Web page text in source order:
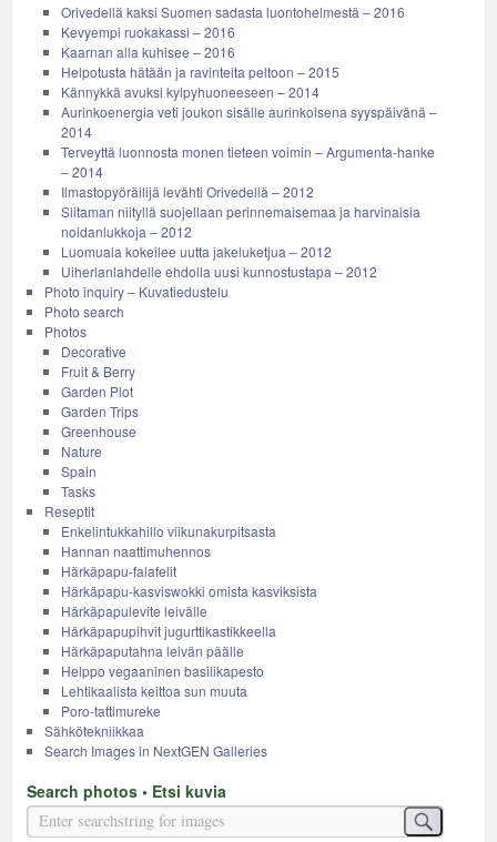
Orivedellä kaksi Suomen sadasta luontohelmestä – 2016
Kevyempi ruokakassi – 2016
Kaarnan alla kuhisee – 2016
Helpotusta hätään ja ravinteita peltoon – 2015
Kännykkä avuksi kylpyhuoneeseen – 2014
Aurinkoenergia veti joukon sisälle aurinkoisena syyspäivänä –
2014
Terveyttä luonnosta monen tieteen voimin – Argumenta-hanke
– 2014
Ilmastopyöräilijä levähti Orivedellä – 2012
Siitaman niityllä suojellaan perinnemaisemaa ja harvinaisia
noidanlukkoja – 2012
Luomuala kokeilee uutta jakeluketjua – 2012
Uiherlanlahdelle ehdolla uusi kunnostustapa – 2012
Photo inquiry – Kuvatiedustelu
Photo search
Photos
Decorative
Fruit & Berry
Garden Plot
Garden Trips
Greenhouse
Nature
Spain
Tasks
Reseptit
Enkelintukkahillo viikunakurpitsasta
Hannan naattimuhennos
Härkäpapu-falafelit
Härkäpapu-kasviswokki omista kasviksista
Härkäpapulevite leivälle
Härkäpapupihvit jugurttikastikkeella
Härkäpaputahna leivän päälle
Helppo vegaaninen basilikapesto
Lehtikaalista keittoa sun muuta
Poro-tattimureke
Sähkötekniikkaa
Search Images in NextGEN Galleries
Search photos • Etsi kuvia